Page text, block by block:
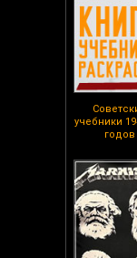
учебники
годов